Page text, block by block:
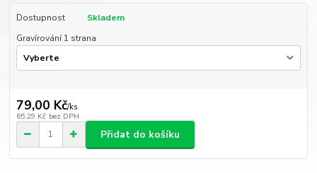
Dostupnost
Skladem
Gravírování 1 strana
79,00 Kč/ks
65,29 Kč bez DPH
Přidat do košíku